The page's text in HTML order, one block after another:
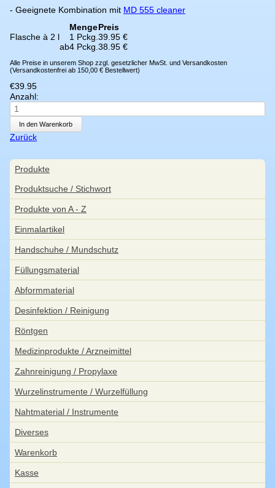
- Geeignete Kombination mit MD 555 cleaner
MengePreis
Flasche à 2 l
1 Pckg. 39.95 €
ab4 Pckg. 38.95 €
Alle Preise in unserem Shop zzgl. gesetzlicher MwSt. und Versandkosten
(Versandkostenfrei ab 150,00 € Bestellwert)
€39.95
Anzahl:
Zurück
Navigation
überspringen
Produkte
Produktsuche / Stichwort
Produkte von A - Z
Einmalartikel
Handschuhe / Mundschutz
Füllungsmaterial
Abformmaterial
Desinfektion / Reinigung
Röntgen
Medizinprodukte / Arzneimittel
Zahnreinigung / Propylaxe
Wurzelinstrumente / Wurzelfüllung
Nahtmaterial / Instrumente
Diverses
Warenkorb
Kasse